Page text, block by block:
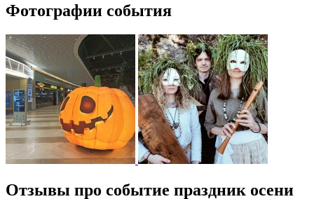
Фотографии события
Отзывы про событие праздник осени